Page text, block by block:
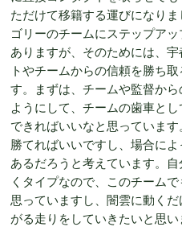
ただけて移籍する運びになり
ゴリーのチームにステップア
ありますが、そのためには、
トやチームからの信頼を勝ち
す。まずは、チームや監督か
ようにして、チームの歯車と
できればいいなと思っていま
勝てればいいですし、場合に
あるだろうと考えています。
くタイプなので、このチーム
思っていますし、闇雲に動く
がる走りをしていきたいと思